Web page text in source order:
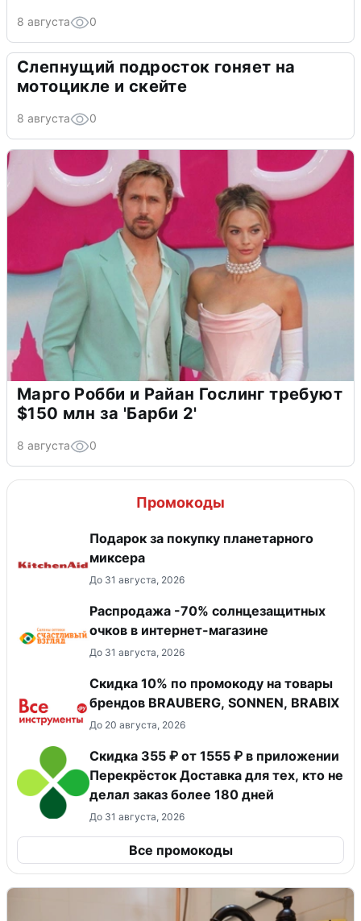
8 августа 0
Слепнущий подросток гоняет на
мотоцикле и скейте
8 августа 0
Марго Робби и Райан Гослинг требуют
$150 млн за 'Барби 2'
8 августа 0
Промокоды
Подарок за покупку планетарного
миксера
До 31 августа, 2026
Распродажа -70% солнцезащитных
очков в интернет-магазине
До 31 августа, 2026
Скидка 10% по промокоду на товары
брендов BRAUBERG, SONNEN, BRABIX
До 20 августа, 2026
Скидка 355 ₽ от 1555 ₽ в приложении
Перекрёсток Доставка для тех, кто не
делал заказ более 180 дней
До 31 августа, 2026
Все промокоды